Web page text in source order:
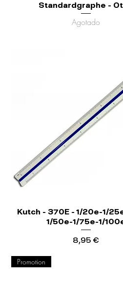
Standardgraphe -
Agotado
Kutch - 370E - 1/20e-1/
1/50e-1/75e-1/
Precio
8,95 €
Promotion